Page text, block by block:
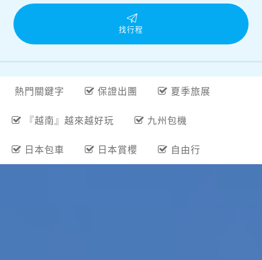
找行程
熱門關鍵字 保證出團 夏季旅展
『越南』越來越好玩 九州包機
日本包車 日本賞櫻 自由行